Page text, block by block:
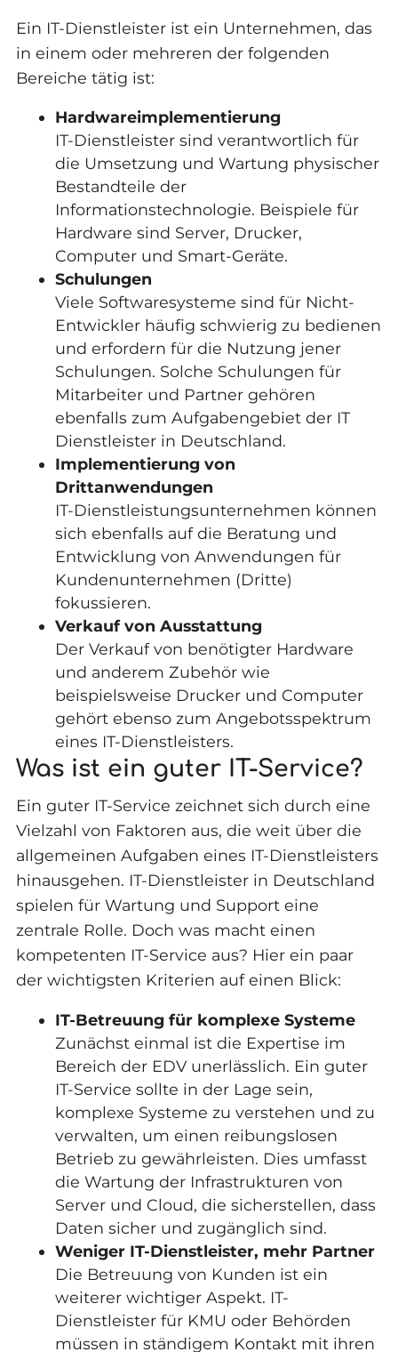
Ein IT-Dienstleister ist ein Unternehmen, das
in einem oder mehreren der folgenden
Bereiche tätig ist:
Hardwareimplementierung
IT-Dienstleister sind verantwortlich für
die Umsetzung und Wartung physischer
Bestandteile der
Informationstechnologie. Beispiele für
Hardware sind Server, Drucker,
Computer und Smart-Geräte.
Schulungen
Viele Softwaresysteme sind für Nicht-
Entwickler häufig schwierig zu bedienen
und erfordern für die Nutzung jener
Schulungen. Solche Schulungen für
Mitarbeiter und Partner gehören
ebenfalls zum Aufgabengebiet der IT
Dienstleister in Deutschland.
Implementierung von
Drittanwendungen
IT-Dienstleistungsunternehmen können
sich ebenfalls auf die Beratung und
Entwicklung von Anwendungen für
Kundenunternehmen (Dritte)
fokussieren.
Verkauf von Ausstattung
Der Verkauf von benötigter Hardware
und anderem Zubehör wie
beispielsweise Drucker und Computer
gehört ebenso zum Angebotsspektrum
eines IT-Dienstleisters.
Was ist ein guter IT-Service?
Ein guter IT-Service zeichnet sich durch eine
Vielzahl von Faktoren aus, die weit über die
allgemeinen Aufgaben eines IT-Dienstleisters
hinausgehen. IT-Dienstleister in Deutschland
spielen für Wartung und Support eine
zentrale Rolle. Doch was macht einen
kompetenten IT-Service aus? Hier ein paar
der wichtigsten Kriterien auf einen Blick:
IT-Betreuung für komplexe Systeme
Zunächst einmal ist die Expertise im
Bereich der EDV unerlässlich. Ein guter
IT-Service sollte in der Lage sein,
komplexe Systeme zu verstehen und zu
verwalten, um einen reibungslosen
Betrieb zu gewährleisten. Dies umfasst
die Wartung der Infrastrukturen von
Server und Cloud, die sicherstellen, dass
Daten sicher und zugänglich sind.
Weniger IT-Dienstleister, mehr Partner
Die Betreuung von Kunden ist ein
weiterer wichtiger Aspekt. IT-
Dienstleister für KMU oder Behörden
müssen in ständigem Kontakt mit ihren